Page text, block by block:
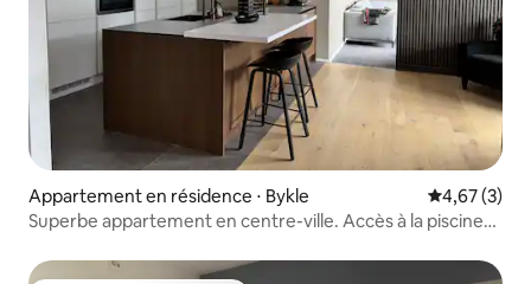
Appartement en résidence ⋅ Bykle Évaluation
4,67 (3)
Superbe appartement en centre-ville. Accès à la piscine